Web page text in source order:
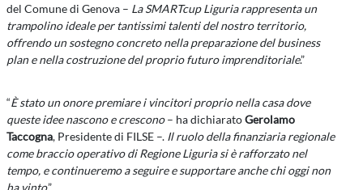
del Comune di Genova – La SMARTcup Liguria rappresenta un
trampolino ideale per tantissimi talenti del nostro territorio,
offrendo un sostegno concreto nella preparazione del business
plan e nella costruzione del proprio futuro imprenditoriale.”
“È stato un onore premiare i vincitori proprio nella casa dove
queste idee nascono e crescono– ha dichiaratoGerolamo
Taccogna, Presidente di FILSE –. Il ruolo della finanziaria regionale
come braccio operativo di Regione Liguria si è rafforzato nel
tempo, e continueremo a seguire e supportare anche chi oggi non
ha vinto.”